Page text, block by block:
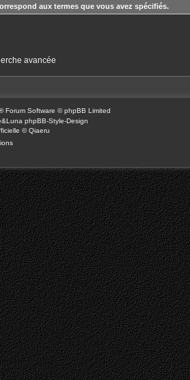
aux termes que vous avez spécifiés.
avancée
Forum Software © phpBB Limited
phpBB-Style-Design
©Qiaeru